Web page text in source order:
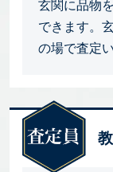
玄関に品物
できます。
の場で査定